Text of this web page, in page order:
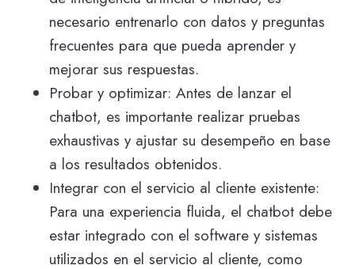
necesario entrenarlo con datos y preguntas
frecuentes para que pueda aprender y
mejorar sus respuestas.
Probar y optimizar: Antes de lanzar el
chatbot, es importante realizar pruebas
exhaustivas y ajustar su desempeño en base
a los resultados obtenidos.
Integrar con el servicio al cliente existente:
Para una experiencia fluida, el chatbot debe
estar integrado con el software y sistemas
utilizados en el servicio al cliente, como